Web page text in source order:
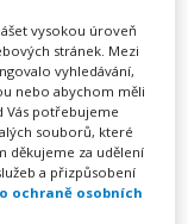
vysokou úroveň
stránek. Mezi
vyhledávání,
nebo abychom měli
Vás potřebujeme
souborů, které
děkujeme za udělení
a přizpůsobení
ochraně osobních